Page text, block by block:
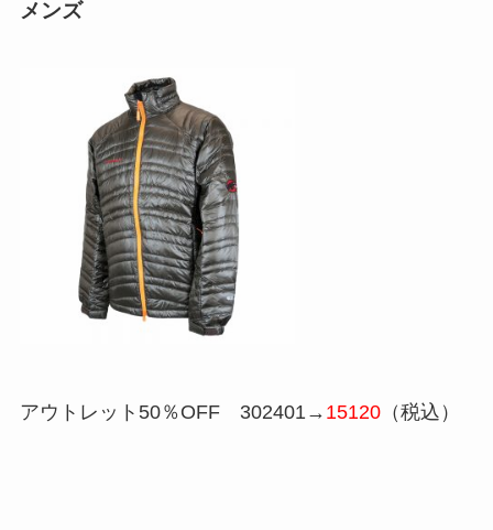
メンズ
アウトレット50％OFF 302401 → 15120（税込）